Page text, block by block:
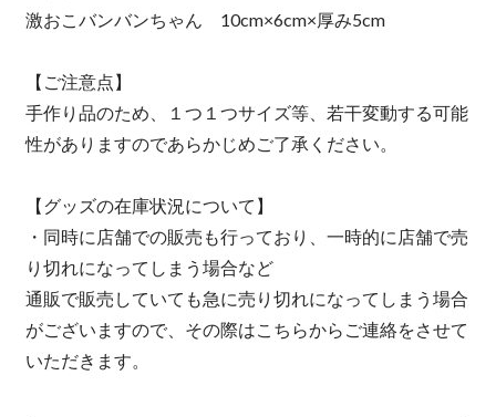
激おこバンバンちゃん 10cm×6cm×厚み5cm
【ご注意点】
手作り品のため、１つ１つサイズ等、若干変動する可能
性がありますのであらかじめご了承ください。
【グッズの在庫状況について】
・同時に店舗での販売も行っており、一時的に店舗で売
り切れになってしまう場合など
通販で販売していても急に売り切れになってしまう場合
がございますので、その際はこちらからご連絡をさせて
いただきます。